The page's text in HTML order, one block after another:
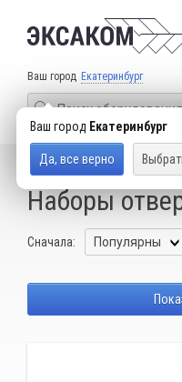
Ваш город Екатеринбург
Ваш город Екатеринбург
Да, все верно
КАТАЛОГ ТОВАРОВ
Сначала:
Наборы